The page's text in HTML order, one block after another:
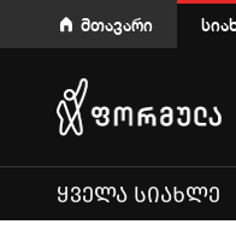
მთავარი
ᲧᲕᲔᲚᲐ ᲡᲘᲐᲮᲚᲔ